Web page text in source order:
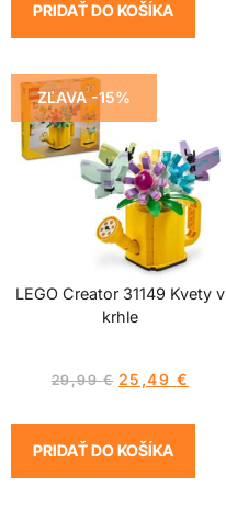
PRIDAŤ DO KOŠÍKA
ZĽAVA -15%
LEGO Creator 31149 Kvety v
krhle
29,99€ 25,49 €
PRIDAŤ DO KOŠÍKA